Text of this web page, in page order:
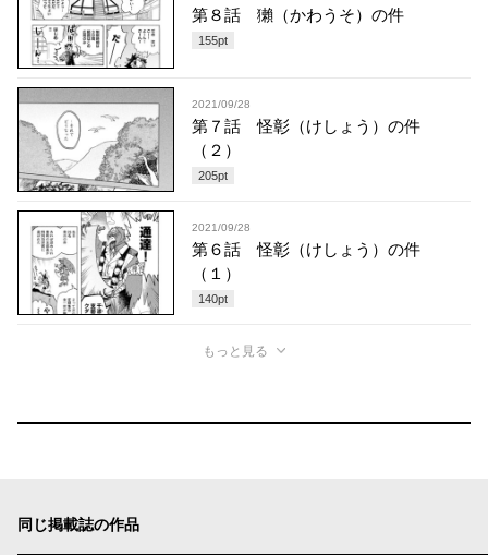
第８話 獺（かわうそ）の件
155pt
2021/09/28
第７話 怪彰（けしょう）の件
（２）
205pt
2021/09/28
第６話 怪彰（けしょう）の件
（１）
140pt
もっと見る
同じ掲載誌の作品